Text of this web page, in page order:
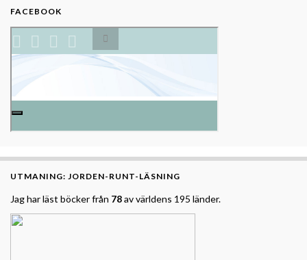
FACEBOOK
UTMANING: JORDEN-RUNT-LÄSNING
Jag har läst böcker från 78av världens 195 länder.